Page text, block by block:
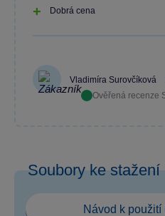
Vladimíra Surovčíková
Ověřená recenze
Dobrá cena
Soubory ke stažení
Návod k použití